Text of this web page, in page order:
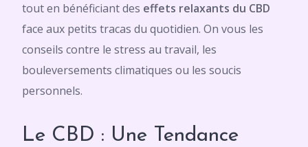
tout en bénéficiant des effets relaxants du CBD
face aux petits tracas du quotidien. On vous les
conseils contre le stress au travail, les
bouleversements climatiques ou les soucis
personnels.
Le CBD : Une Tendance